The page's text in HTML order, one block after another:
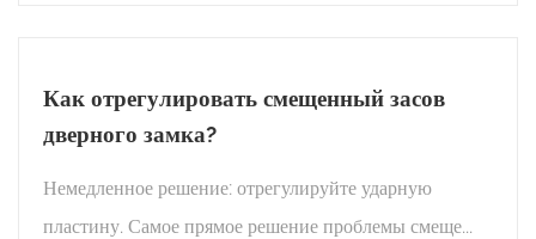
Как отрегулировать смещенный засов
дверного замка?
Немедленное решение: отрегулируйте ударную
пластину. Самое прямое решение проблемы смеще...